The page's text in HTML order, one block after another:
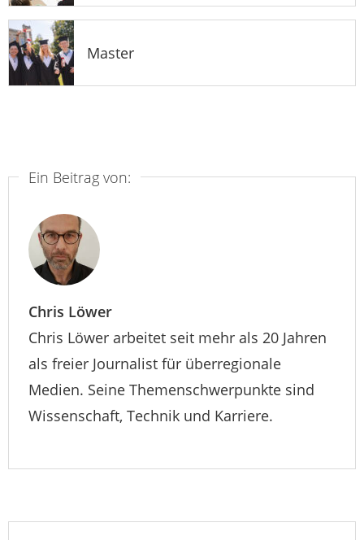
Master
Ein Beitrag von:
Chris Löwer
Chris Löwer arbeitet seit mehr als 20 Jahren
als freier Journalist für überregionale
Medien. Seine Themenschwerpunkte sind
Wissenschaft, Technik und Karriere.